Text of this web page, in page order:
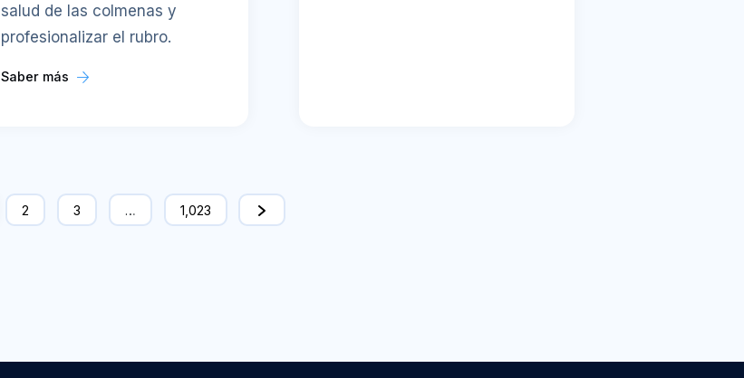
salud de las colmenas y
profesionalizar el rubro.
Saber más
2 3 … 1,023